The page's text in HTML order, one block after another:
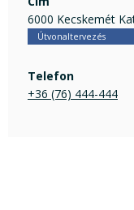
6000 Kecskemét
Útvonaltervezés
Telefon
+36 (76) 444-444